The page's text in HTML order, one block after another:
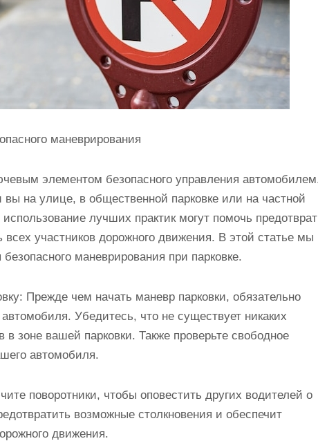
маневрирования
элементом безопасного управления
вы на улице, в общественной парковке или на частной
лучших практик могут помочь
всех участников дорожного движения. В этой статье мы
маневрирования при парковке.
Прежде чем начать маневр парковки, обязательно
Убедитесь, что не существует никаких
зоне вашей парковки. Также проверьте свободное
автомобиля.
поворотники, чтобы оповестить других водителей о
возможные столкновения и обеспечит
движения.